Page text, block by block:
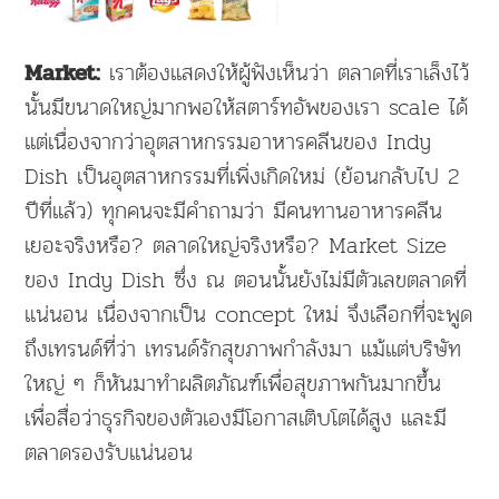
Market: เราต้องแสดงให้ผู้ฟังเห็นว่า ตลาดที่เราเล็งไว้
นั้นมีขนาดใหญ่มากพอให้สตาร์ทอัพของเรา scale ได้
แต่เนื่องจากว่าอุตสาหกรรมอาหารคลีนของ Indy
Dish เป็นอุตสาหกรรมที่เพิ่งเกิดใหม่ (ย้อนกลับไป 2
ปีที่แล้ว) ทุกคนจะมีคำถามว่า มีคนทานอาหารคลีน
เยอะจริงหรือ? ตลาดใหญ่จริงหรือ? Market Size
ของ Indy Dish ซึ่ง ณ ตอนนั้นยังไม่มีตัวเลขตลาดที่
แน่นอน เนื่องจากเป็น concept ใหม่ จึงเลือกที่จะพูด
ถึงเทรนด์ที่ว่า เทรนด์รักสุขภาพกำลังมา แม้แต่บริษัท
ใหญ่ ๆ ก็หันมาทำผลิตภัณฑ์เพื่อสุขภาพกันมากขึ้น
เพื่อสื่อว่าธุรกิจของตัวเองมีโอกาสเติบโตได้สูง และมี
ตลาดรองรับแน่นอน